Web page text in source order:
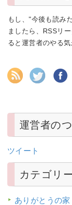
もし、"今後も読み
ましたら、RSSリ
ると運営者のやる気
運営者の
ツイート
カテゴリー
ありがとうの家